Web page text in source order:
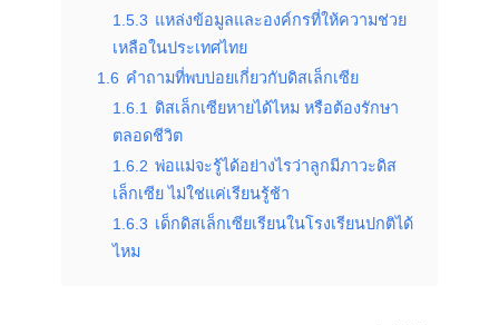
1.5.3 แหล่งข้อมูลและองค์กรที่ให้ความช่วย
เหลือในประเทศไทย
1.6 คำถามที่พบบ่อยเกี่ยวกับดิสเล็กเซีย
1.6.1
ดิสเล็กเซียหายได้ไหม หรือต้องรักษา
ตลอดชีวิต
1.6.2 พ่อแม่จะรู้ได้อย่างไรว่าลูกมีภาวะดิส
เล็กเซีย ไม่ใช่แค่เรียนรู้ช้า
1.6.3 เด็กดิสเล็กเซียเรียนในโรงเรียนปกติได้
ไหม